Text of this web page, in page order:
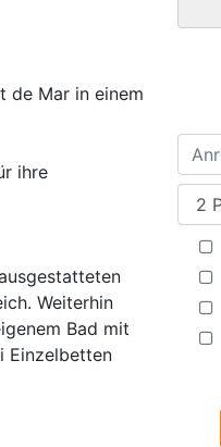
de Mar in einem
ihre
Weiterhin
Bad mit
Einzelbetten